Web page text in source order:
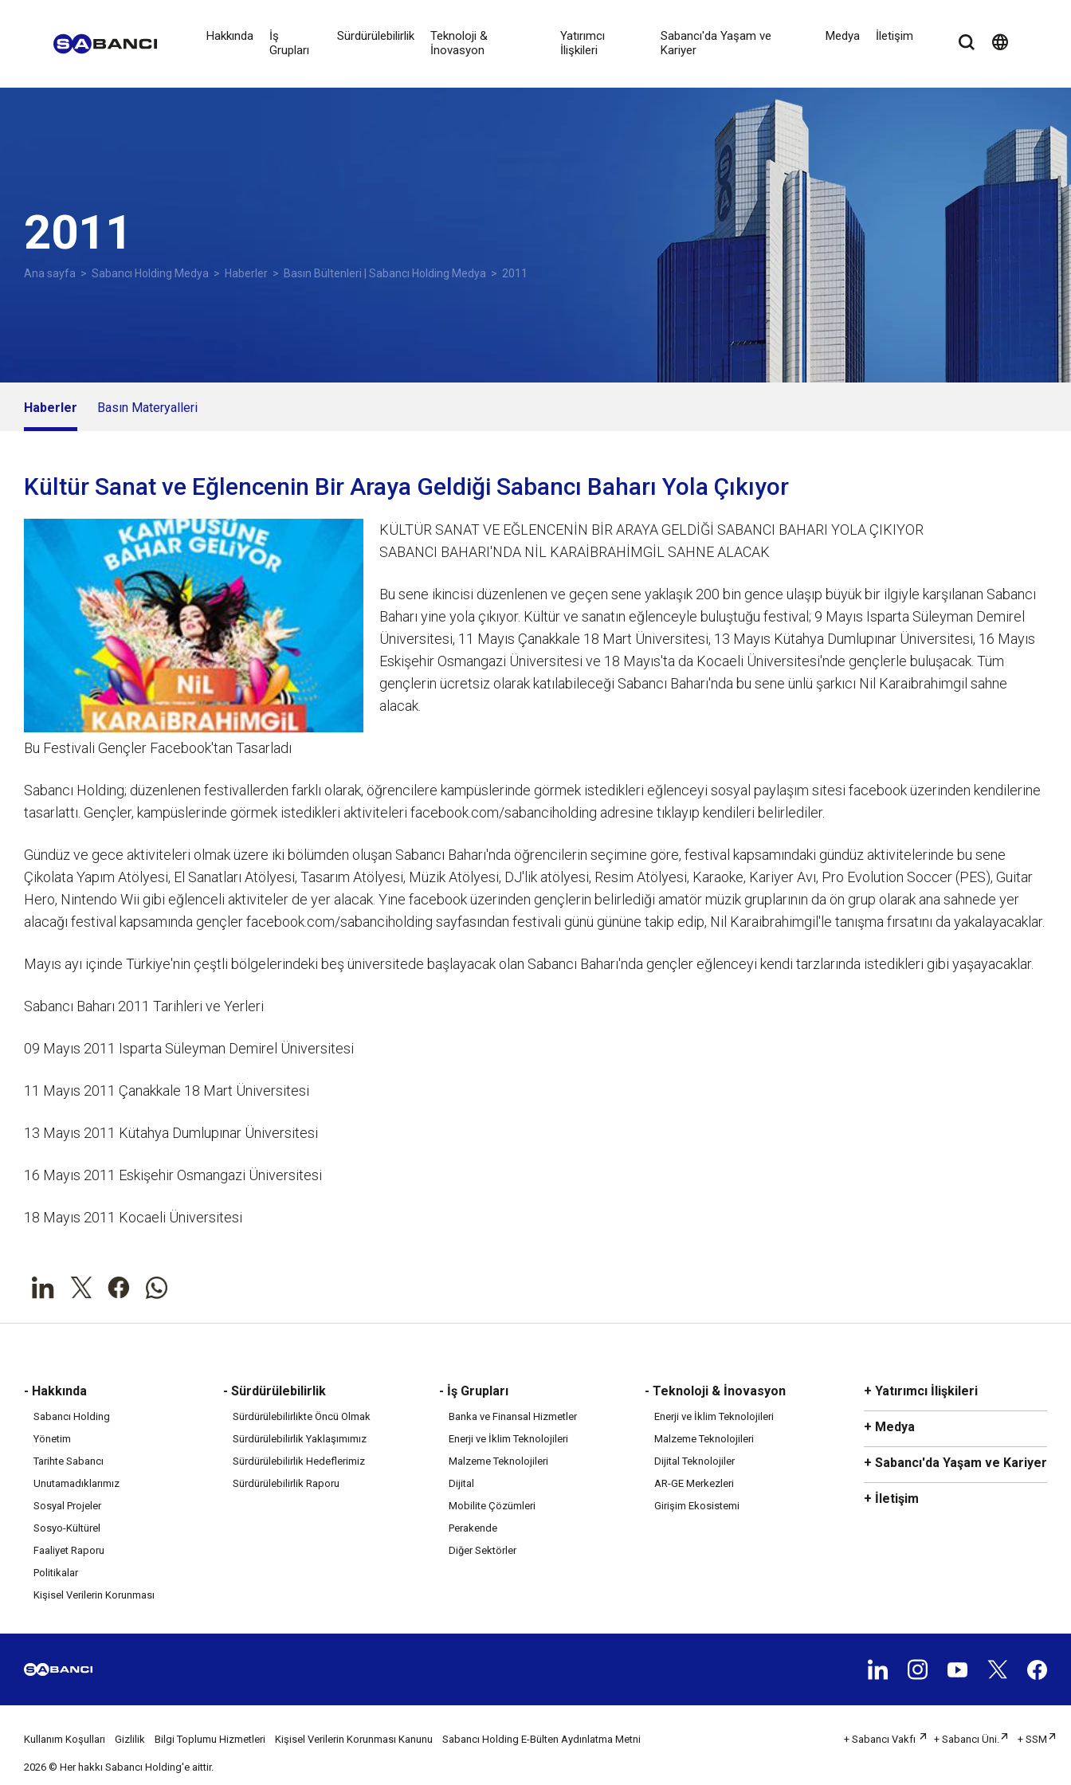
Hakkında
İş
Grupları
Sürdürülebilirlik
Teknoloji &
İnovasyon
Yatırımcı
İlişkileri
Sabancı'da Yaşam ve
Kariyer
Medya İletişim language
2011
Ana sayfa > Sabancı Holding Medya > Haberler > Basın Bültenleri | Sabancı Holding Medya > 2011
Haberler Basın Materyalleri
Kültür Sanat ve Eğlencenin Bir Araya Geldiği Sabancı Baharı Yola Çıkıyor
KÜLTÜR SANAT VE EĞLENCENİN BİR ARAYA GELDİĞİ SABANCI BAHARI YOLA ÇIKIYOR
SABANCI BAHARI'NDA NİL KARAİBRAHİMGİL SAHNE ALACAK
Bu sene ikincisi düzenlenen ve geçen sene yaklaşık 200 bin gence ulaşıp büyük bir ilgiyle karşılanan Sabancı
Baharı yine yola çıkıyor. Kültür ve sanatın eğlenceyle buluştuğu festival; 9 Mayıs Isparta Süleyman Demirel
Üniversitesi, 11 Mayıs Çanakkale 18 Mart Üniversitesi, 13 Mayıs Kütahya Dumlupınar Üniversitesi, 16 Mayıs
Eskişehir Osmangazi Üniversitesi ve 18 Mayıs'ta da Kocaeli Üniversitesi'nde gençlerle buluşacak. Tüm
gençlerin ücretsiz olarak katılabileceği Sabancı Baharı'nda bu sene ünlü şarkıcı Nil Karaibrahimgil sahne
alacak.
Bu Festivali Gençler Facebook'tan Tasarladı
Sabancı Holding; düzenlenen festivallerden farklı olarak, öğrencilere kampüslerinde görmek istedikleri eğlenceyi sosyal paylaşım sitesi facebook üzerinden kendilerine
tasarlattı. Gençler, kampüslerinde görmek istedikleri aktiviteleri facebook.com/sabanciholding adresine tıklayıp kendileri belirlediler.
Gündüz ve gece aktiviteleri olmak üzere iki bölümden oluşan Sabancı Baharı'nda öğrencilerin seçimine göre, festival kapsamındaki gündüz aktivitelerinde bu sene
Çikolata Yapım Atölyesi, El Sanatları Atölyesi, Tasarım Atölyesi, Müzik Atölyesi, DJ'lik atölyesi, Resim Atölyesi, Karaoke, Kariyer Avı, Pro Evolution Soccer (PES), Guitar
Hero, Nintendo Wii gibi eğlenceli aktiviteler de yer alacak. Yine facebook üzerinden gençlerin belirlediği amatör müzik gruplarının da ön grup olarak ana sahnede yer
alacağı festival kapsamında gençler facebook.com/sabanciholding sayfasından festivali günü gününe takip edip, Nil Karaibrahimgil'le tanışma fırsatını da yakalayacaklar.
Mayıs ayı içinde Türkiye'nin çeştli bölgelerindeki beş üniversitede başlayacak olan Sabancı Baharı'nda gençler eğlenceyi kendi tarzlarında istedikleri gibi yaşayacaklar.
Sabancı Baharı 2011 Tarihleri ve Yerleri
09 Mayıs 2011 Isparta Süleyman Demirel Üniversitesi
11 Mayıs 2011 Çanakkale 18 Mart Üniversitesi
13 Mayıs 2011 Kütahya Dumlupınar Üniversitesi
16 Mayıs 2011 Eskişehir Osmangazi Üniversitesi
18 Mayıs 2011 Kocaeli Üniversitesi
- Hakkında
Sabancı Holding
Yönetim
Tarihte Sabancı
Unutamadıklarımız
Sosyal Projeler
Sosyo-Kültürel
Faaliyet Raporu
Politikalar
Kişisel Verilerin Korunması
- Sürdürülebilirlik
Sürdürülebilirlikte Öncü Olmak
Sürdürülebilirlik Yaklaşımımız
Sürdürülebilirlik Hedeflerimiz
Sürdürülebilirlik Raporu
- İş Grupları
Banka ve Finansal Hizmetler
Enerji ve İklim Teknolojileri
Malzeme Teknolojileri
Dijital
Mobilite Çözümleri
Perakende
Diğer Sektörler
- Teknoloji & İnovasyon
Enerji ve İklim Teknolojileri
Malzeme Teknolojileri
Dijital Teknolojiler
AR-GE Merkezleri
Girişim Ekosistemi
+ Yatırımcı İlişkileri
+ Medya
+ Sabancı'da Yaşam ve Kariyer
+ İletişim
Kullanım Koşulları Gizlilik Bilgi Toplumu Hizmetleri Kişisel Verilerin Korunması Kanunu Sabancı Holding E-Bülten Aydınlatma Metni + Sabancı Vakfı + Sabancı Üni. + SSM
2026 © Her hakkı Sabancı Holding'e aittir.